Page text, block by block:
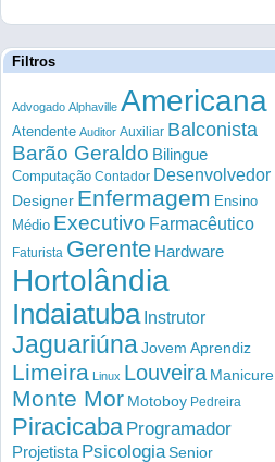
Filtros
Advogado Alphaville Americana
Atendente Auditor Auxiliar Balconista
Barão Geraldo Bilingue
Computação Contador Desenvolvedor
Designer Enfermagem Ensino
Médio Executivo Farmacêutico
Faturista Gerente Hardware
Hortolândia
Indaiatuba Instrutor
Jaguariúna Jovem Aprendiz
Limeira Linux Louveira Manicure
Monte Mor Motoboy Pedreira
Piracicaba Programador
Projetista PsicologiaSenior